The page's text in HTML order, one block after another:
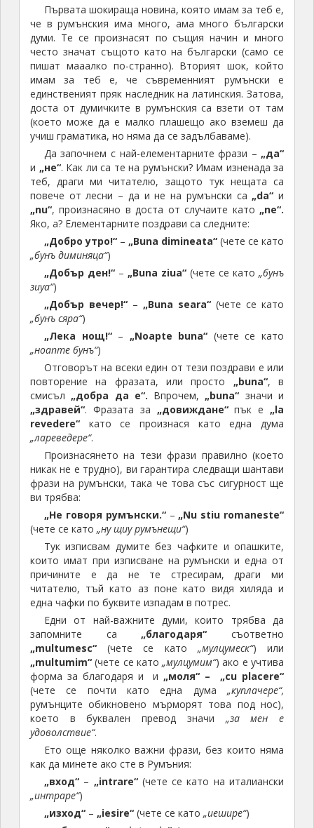
Първата шокираща новина, която имам за теб е,
че в румънския има много, ама много български
думи. Те се произнасят по същия начин и много
често значат същото като на български (само се
пишат мааалко по-странно). Вторият шок, който
имам за теб е, че съвременният румънски е
единственият пряк наследник на латинския. Затова,
доста от думичките в румънския са взети от там
(което може да е малко плашещо ако вземеш да
учиш граматика, но няма да се задълбаваме).
Да започнем с най-елементарните фрази – „да“
и „не“. Как ли са те на румънски? Имам изненада за
теб, драги ми читателю, защото тук нещата са
повече от лесни – да и не на румънски са „da“ и
„nu“, произнасяно в доста от случаите като „ne“.
Яко, а? Елементарните поздрави са следните:
„Добро утро!“ – „Buna dimineata“ (чете се като
„бунъ диминяца“)
„Добър ден!“ – „Buna ziua“ (чете се като„бунъ
зиуа“)
„Добър вечер!“ – „Buna seara“ (чете се като
„бунъ сяра“)
„Лека нощ!“– „Noapte buna“ (чете се като
„ноапте бунъ“)
Отговорът на всеки един от тези поздрави е или
повторение на фразата, или просто „buna“, в
смисъл „добра да е“. Впрочем, „buna“ значи и
„здравей“. Фразата за „довиждане“пък е „la
revedere“като се произнася като една дума
„лареведере“.
Произнасянето на тези фрази правилно (което
никак не е трудно), ви гарантира следващи шантави
фрази на румънски, така че това със сигурност ще
ви трябва:
„Не говоря румънски.“– „Nu stiu romaneste“
(чете се като „ну щиу румънещи“)
Тук изписвам думите без чафките и опашките,
които имат при изписване на румънски и една от
причините е да не те стресирам, драги ми
читателю, тъй като аз поне като видя хиляда и
една чафки по буквите изпадам в потрес.
Едни от най-важните думи, които трябва да
запомните са „благодаря“ съответно
„multumesc“(чете се като „мулцумеск“) или
„multumim“(чете се като„мулцумим“) ако е учтива
форма за благодаря и и „моля“ –
„cu placere“
(чете се почти като една дума„куплачере“,
румънците обикновено мърморят това под нос),
което в буквален превод значи „за мен е
удоволствие“.
Ето още няколко важни фрази, без които няма
как да минете ако сте в Румъния:
„вход“– „intrare“(чете се като на италиански
„интраре“)
„изход“– „iesire“ (чете се като „иешире“)